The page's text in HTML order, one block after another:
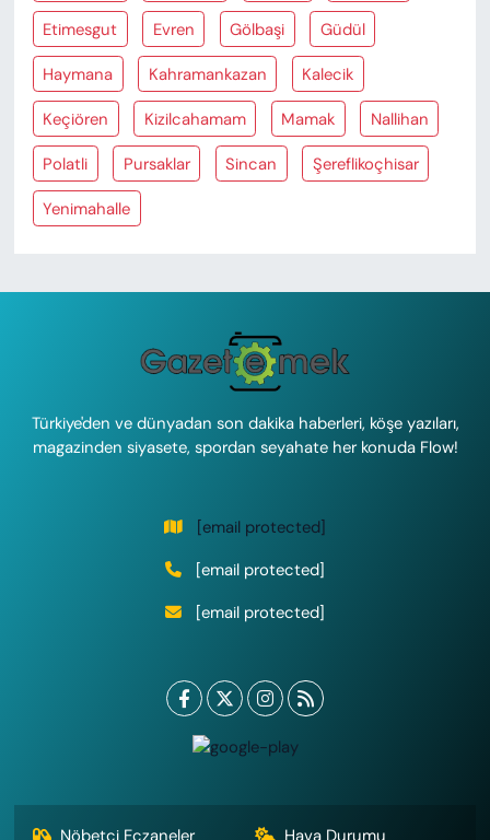
Etimesgut Evren Gölbaşi Güdül
Haymana Kahramankazan Kalecik
Keçiören Kizilcahamam Mamak Nallihan
Polatli Pursaklar Sincan Şereflikoçhisar
Yenimahalle
Türkiye'den ve dünyadan son dakika haberleri, köşe yazıları,
magazinden siyasete, spordan seyahate her konuda Flow!
[email protected]
[email protected]
[email protected]
Nöbetçi Eczaneler Hava Durumu